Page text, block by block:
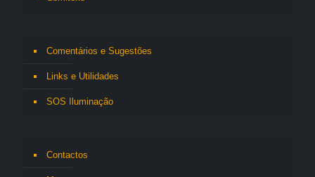
Comentários e Sugestões
Links e Utilidades
SOS Iluminação
Contactos